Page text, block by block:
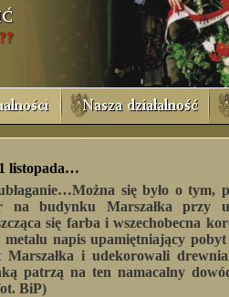
listopada…
się było o tym,
na budynku Marszałka przy
się farba i wszechobecna
napis upamiętniający
i udekorowali
patrzą na ten namacalny
BiP)